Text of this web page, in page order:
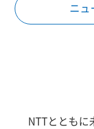
ニュ
NTTとともに